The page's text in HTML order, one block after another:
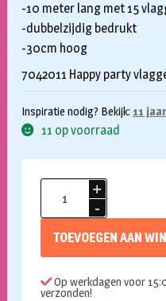
-10 meter lang met 15
-dubbelzijdig bedrukt
-30cm hoog
7042011 Happy party
Inspiratie nodig? Bekijk: 11 jaar
11 op voorraad
Vlaggenlijn
TOEVOEGEN AAN
Op werkdagen voor
verzonden!